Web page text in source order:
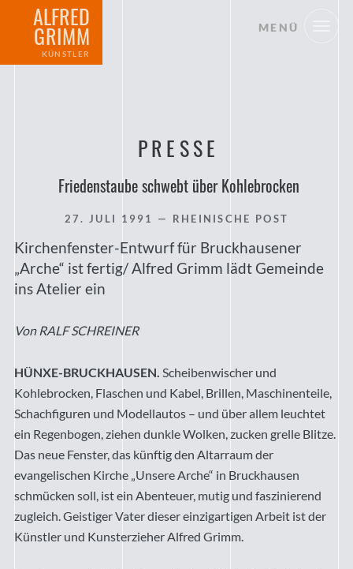
ALFRED
GRIMM
KÜNSTLER
MENÜ
PRESSE
Friedenstaube schwebt über Kohlebrocken
27. JULI 1991 — RHEINISCHE POST
Kirchenfenster-Entwurf für Bruckhausener
„Arche“ ist fertig/ Alfred Grimm lädt Gemeinde
ins Atelier ein
Von RALF SCHREINER
HÜNXE-BRUCKHAUSEN. Scheibenwischer und
Kohlebrocken, Flaschen und Kabel, Brillen, Maschinenteile,
Schachfiguren und Modellautos – und über allem leuchtet
ein Regenbogen, ziehen dunkle Wolken, zucken grelle Blitze.
Das neue Fenster, das künftig den Altarraum der
evangelischen Kirche „Unsere Arche“ in Bruckhausen
schmücken soll, ist ein Abenteuer, mutig und faszinierend
zugleich. Geistiger Vater dieser einzigartigen Arbeit ist der
Künstler und Kunsterzieher Alfred Grimm.